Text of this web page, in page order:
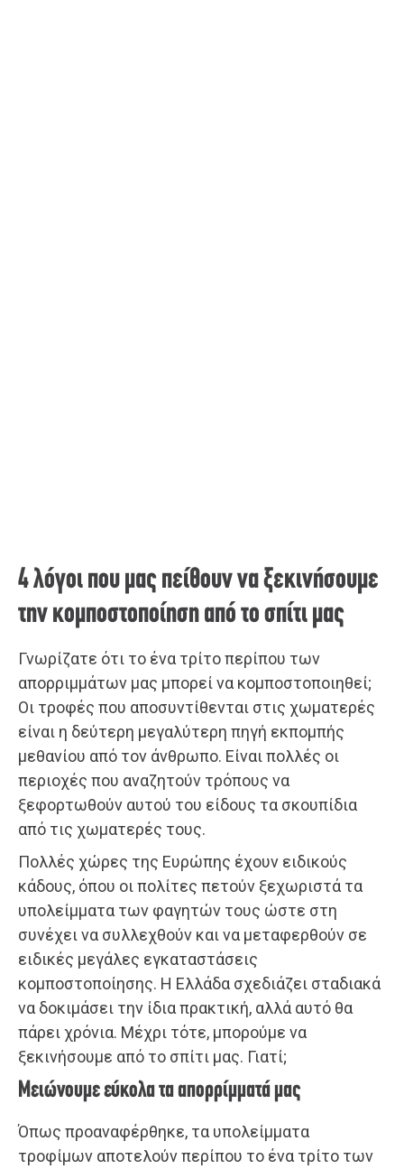
4 λόγοι που μας πείθουν να ξεκινήσουμε
την κομποστοποίηση από το σπίτι μας
Γνωρίζατε ότι το ένα τρίτο περίπου των
απορριμμάτων μας μπορεί να κομποστοποιηθεί;
Οι τροφές που αποσυντίθενται στις χωματερές
είναι η δεύτερη μεγαλύτερη πηγή εκπομπής
μεθανίου από τον άνθρωπο. Είναι πολλές οι
περιοχές που αναζητούν τρόπους να
ξεφορτωθούν αυτού του είδους τα σκουπίδια
από τις χωματερές τους.
Πολλές χώρες της Ευρώπης έχουν ειδικούς
κάδους, όπου οι πολίτες πετούν ξεχωριστά τα
υπολείμματα των φαγητών τους ώστε στη
συνέχει να συλλεχθούν και να μεταφερθούν σε
ειδικές μεγάλες εγκαταστάσεις
κομποστοποίησης. Η Ελλάδα σχεδιάζει σταδιακά
να δοκιμάσει την ίδια πρακτική, αλλά αυτό θα
πάρει χρόνια. Μέχρι τότε, μπορούμε να
ξεκινήσουμε από το σπίτι μας. Γιατί;
Μειώνουμε εύκολα τα απορρίμματά μας
Όπως προαναφέρθηκε, τα υπολείμματα
τροφίμων αποτελούν περίπου το ένα τρίτο των